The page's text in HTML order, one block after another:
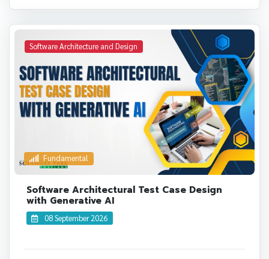
Software Architecture and Design
Fundamental
Software Architectural Test Case Design
with Generative AI
08 September 2026